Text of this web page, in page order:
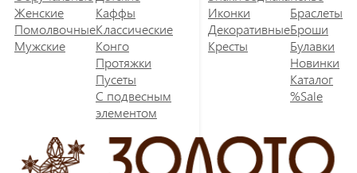
Женские
Помолвочные
Мужские
Каффы
Классические
Конго
Протяжки
Пусеты
С подвесным
элементом
Иконки
Декоративные
Кресты
Браслеты
Броши
Булавки
Новинки
Каталог
%Sale